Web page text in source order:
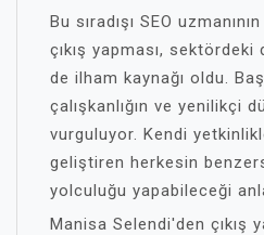
Bu sıradışı SEO
çıkış yapması,
de ilham kaynağı oldu.
çalışkanlığın ve yenilikçi
vurguluyor. Kendi
geliştiren herkesin
yolculuğu yapabileceği
Manisa Selendi'den çıkış